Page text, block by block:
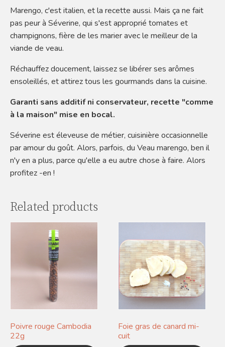
Marengo, c'est italien, et la recette aussi. Mais ça ne fait
pas peur à Séverine, qui s'est approprié tomates et
champignons, fière de les marier avec le meilleur de la
viande de veau.
Réchauffez doucement, laissez se libérer ses arômes
ensoleillés, et attirez tous les gourmands dans la cuisine.
Garanti sans additif ni conservateur, recette "comme
à la maison" mise en bocal.
Séverine est éleveuse de métier, cuisinière occasionnelle
par amour du goût. Alors, parfois, du Veau marengo, ben il
n'y en a plus, parce qu'elle a eu autre chose à faire. Alors
profitez -en !
Related products
Poivre rouge Cambodia
22g
Foie gras de canard mi-
cuit